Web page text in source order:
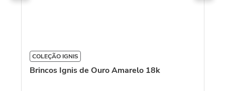
COLEÇÃO IGNIS
Brincos Ignis de Ouro Amarelo 18k